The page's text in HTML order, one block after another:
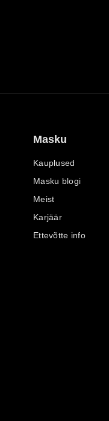
Masku
Kauplused
Masku blogi
Meist
Karjäär
Ettevõtte info